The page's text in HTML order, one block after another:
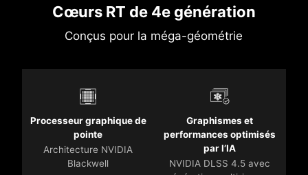
Cœurs RT de 4e génération
Conçus pour la méga-géométrie
Processeur graphique de
pointe
Architecture NVIDIA
Blackwell
Graphismes et
performances optimisés
par l’IA
NVIDIA DLSS 4.5 avec